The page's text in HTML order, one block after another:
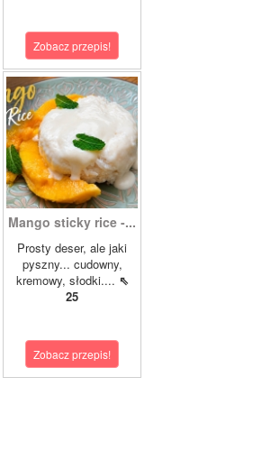
Zobacz przepis!
Mango sticky rice -...
Prosty deser, ale jaki
pyszny... cudowny,
kremowy, słodki.... ⇖
25
Zobacz przepis!